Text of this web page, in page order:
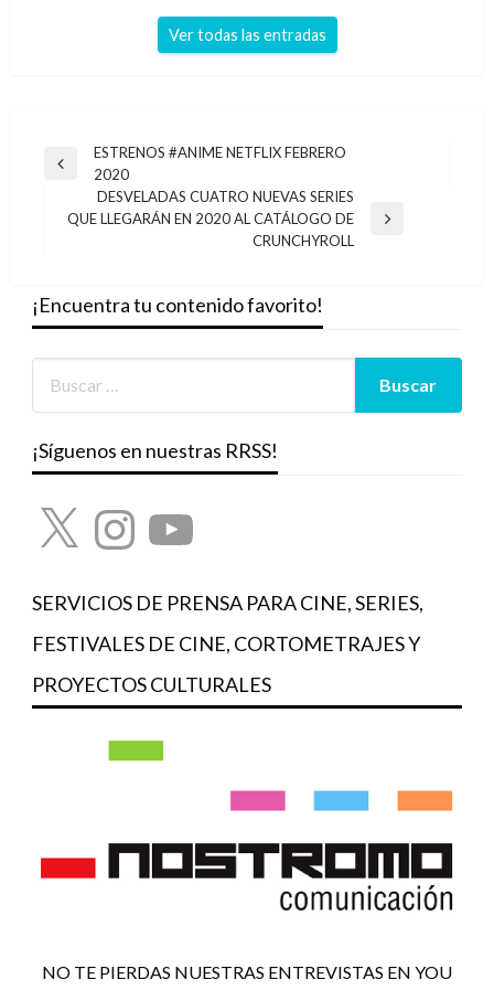
Ver todas las entradas
Navegación
entradas
Entrada
ESTRENOS #ANIME NETFLIX FEBRERO
2020
Entrada
DESVELADAS CUATRO NUEVAS SERIES
QUE LLEGARÁN EN 2020 AL CATÁLOGO DE
CRUNCHYROLL
¡Encuentra tu contenido favorito!
¡Síguenos en nuestras RRSS!
X InstagramYouTube
SERVICIOS DE PRENSA PARA CINE, SERIES,
FESTIVALES DE CINE, CORTOMETRAJES Y
PROYECTOS CULTURALES
NO TE PIERDAS NUESTRAS ENTREVISTAS EN YOU